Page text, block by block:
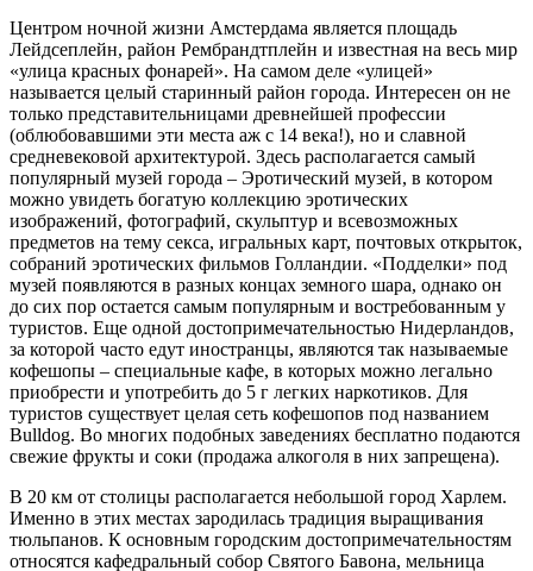
Центром ночной жизни Амстердама является площадь
Лейдсеплейн, район Рембрандтплейн и известная на весь мир
«улица красных фонарей». На самом деле «улицей»
называется целый старинный район города. Интересен он не
только представительницами древнейшей профессии
(облюбовавшими эти места аж с 14 века!), но и славной
средневековой архитектурой. Здесь располагается самый
популярный музей города – Эротический музей, в котором
можно увидеть богатую коллекцию эротических
изображений, фотографий, скульптур и всевозможных
предметов на тему секса, игральных карт, почтовых открыток,
собраний эротических фильмов Голландии. «Подделки» под
музей появляются в разных концах земного шара, однако он
до сих пор остается самым популярным и востребованным у
туристов. Еще одной достопримечательностью Нидерландов,
за которой часто едут иностранцы, являются так называемые
кофешопы – специальные кафе, в которых можно легально
приобрести и употребить до 5 г легких наркотиков. Для
туристов существует целая сеть кофешопов под названием
Bulldog. Во многих подобных заведениях бесплатно подаются
свежие фрукты и соки (продажа алкоголя в них запрещена).
В 20 км от столицы располагается небольшой город Харлем.
Именно в этих местах зародилась традиция выращивания
тюльпанов. К основным городским достопримечательностям
относятся кафедральный собор Святого Бавона, мельница